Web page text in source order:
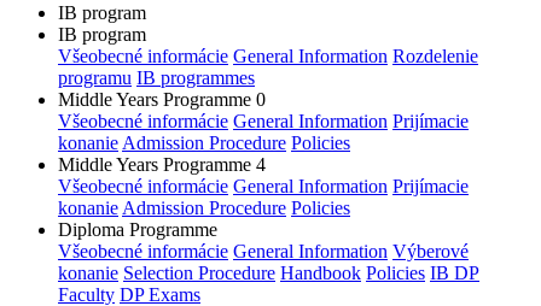
IB program
IB program
Všeobecné informácie General Information Rozdelenie
programu IB programmes
Middle Years Programme 0
Všeobecné informácie General Information Prijímacie
konanie Admission Procedure Policies
Middle Years Programme 4
Všeobecné informácie General Information Prijímacie
konanie Admission Procedure Policies
Diploma Programme
Všeobecné informácie General Information Výberové
konanie Selection Procedure Handbook Policies IB DP
Faculty DP Exams